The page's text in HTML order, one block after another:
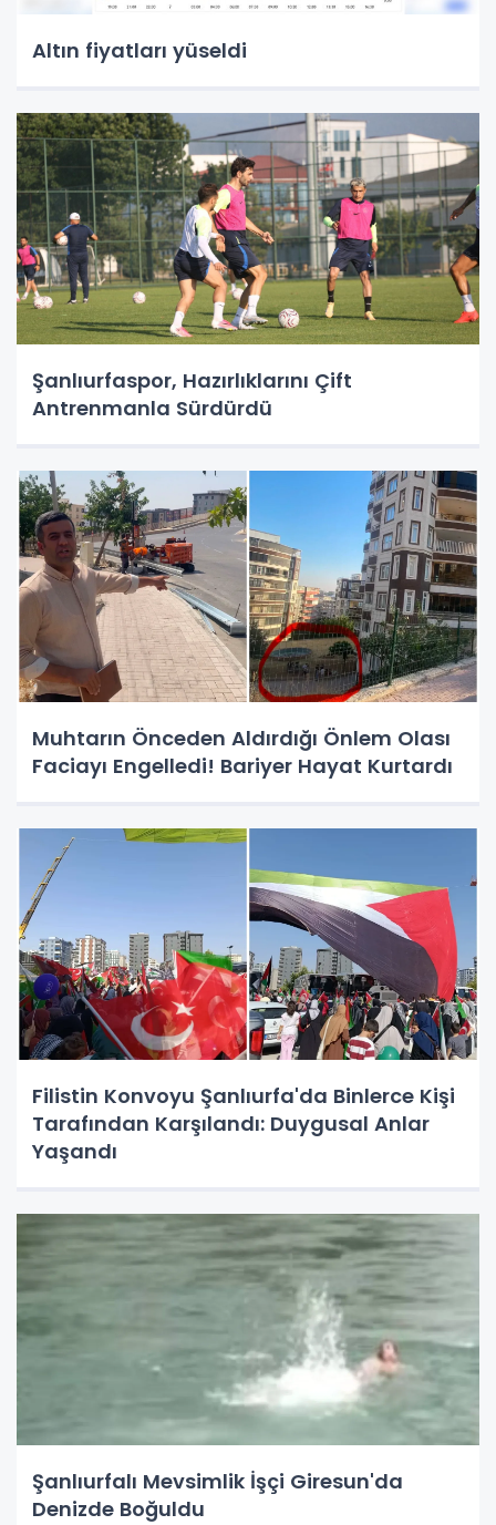
Altın fiyatları yüseldi
Şanlıurfaspor, Hazırlıklarını Çift
Antrenmanla Sürdürdü
Muhtarın Önceden Aldırdığı Önlem Olası
Faciayı Engelledi! Bariyer Hayat Kurtardı
Filistin Konvoyu Şanlıurfa'da Binlerce Kişi
Tarafından Karşılandı: Duygusal Anlar
Yaşandı
Şanlıurfalı Mevsimlik İşçi Giresun'da
Denizde Boğuldu